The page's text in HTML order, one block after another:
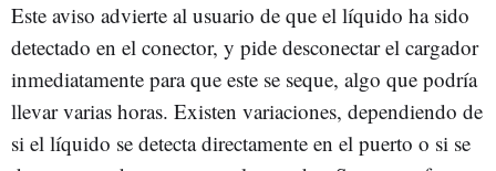
Este aviso advierte al usuario de que el líquido ha sido
detectado en el conector, y pide desconectar el cargador
inmediatamente para que este se seque, algo que podría
llevar varias horas. Existen variaciones, dependiendo de
si el líquido se detecta directamente en el puerto o si se